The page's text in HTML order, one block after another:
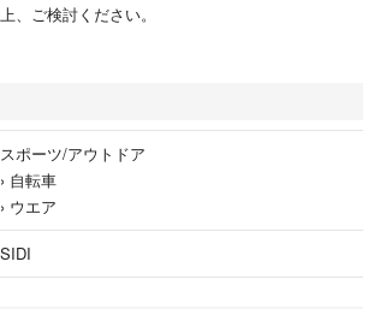
、ご検討ください。
スポーツ/アウトドア
› 自転車
› ウエア
SIDI